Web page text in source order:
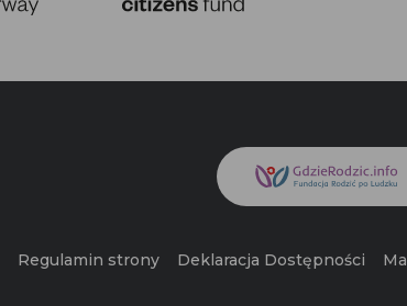
Regulamin strony Deklaracja Dostępności